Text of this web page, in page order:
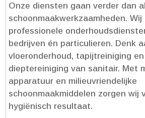
Onze diensten gaan verder dan
schoonmaakwerkzaamheden.​
professionele
bedrijven én particulieren.​ Denk
vloeronderhoud, tapijtreiniging
dieptereiniging van sanitair.​ Met
apparatuur en milieuvriendelijke
schoonmaakmiddelen zorgen wij
hygiënisch resultaat.​